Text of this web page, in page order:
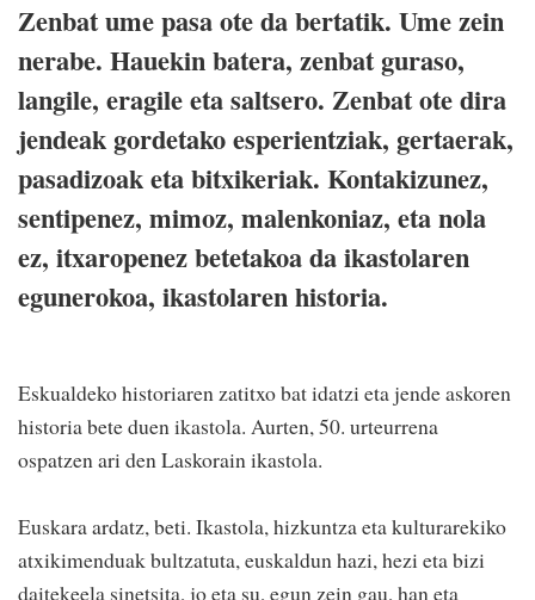
Zenbat ume pasa ote da bertatik. Ume zein
nerabe. Hauekin batera, zenbat guraso,
langile, eragile eta saltsero. Zenbat ote dira
jendeak gordetako esperientziak, gertaerak,
pasadizoak eta bitxikeriak. Kontakizunez,
sentipenez, mimoz, malenkoniaz, eta nola
ez, itxaropenez betetakoa da ikastolaren
egunerokoa, ikastolaren historia.
Eskualdeko historiaren zatitxo bat idatzi eta jende askoren
historia bete duen ikastola. Aurten, 50. urteurrena
ospatzen ari den Laskorain ikastola.
Euskara ardatz, beti. Ikastola, hizkuntza eta kulturarekiko
atxikimenduak bultzatuta, euskaldun hazi, hezi eta bizi
daitekeela sinetsita, jo eta su, egun zein gau, han eta